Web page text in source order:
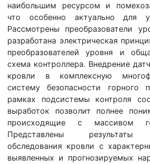
наибольшим ресурсом и
что особенно актуально для
Рассмотрены преобразователи
разработана электрическая
преобразователей уровня и
схема контроллера. Внедрение
кровли в комплексную
систему безопасности горного
рамках подсистемы контроля
выработок позволит полнее
происходящие с массивом
Представлены результаты
обследования кровли с
выявленных и прогнозируемых